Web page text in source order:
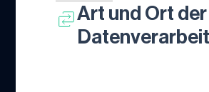
Art und Ort der